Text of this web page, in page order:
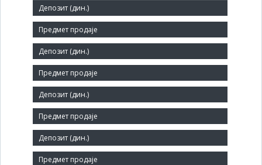
Остали непоменути специфични грађевински радови
Матични број:
08690600
Величина:
Мало
Број запослених:
103
Заступник: